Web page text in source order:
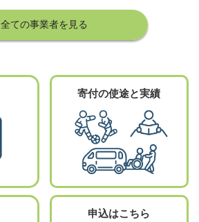
全ての事業者を見る
寄付の使途と実績
申込はこちら